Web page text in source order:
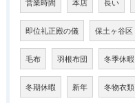
即位礼正殿の儀 保土ヶ谷区
毛布 羽根布団 冬季休暇
冬期休暇 新年 冬物衣類